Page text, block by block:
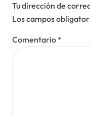
Tu dirección de
Los campos
Comentario *